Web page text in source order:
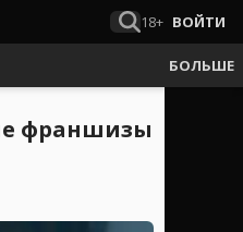
18+ ВОЙТИ
БОЛЬШЕ
франшизы